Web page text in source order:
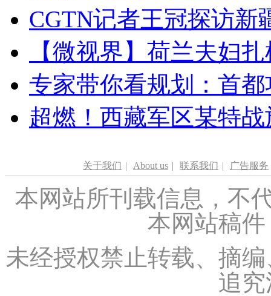
CGTN记者王冠探访新
【微视界】荷兰夫妇
专家带你看规划：首
超燃！西藏军区某特
关于我们 | About us | 联系我们 | 广告服务
本网站所刊载信息，不
本网站稿
未经授权禁止转载、摘
追